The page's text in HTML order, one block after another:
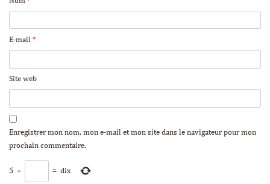
E-mail *
Site web
Enregistrer mon nom, mon e-mail et mon site dans le navigateur pour mon
prochain commentaire.
5 + = dix